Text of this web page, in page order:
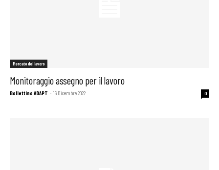
Mercato del lavoro
Monitoraggio assegno per il lavoro
Bollettino ADAPT - 16 Dicembre 2022 0